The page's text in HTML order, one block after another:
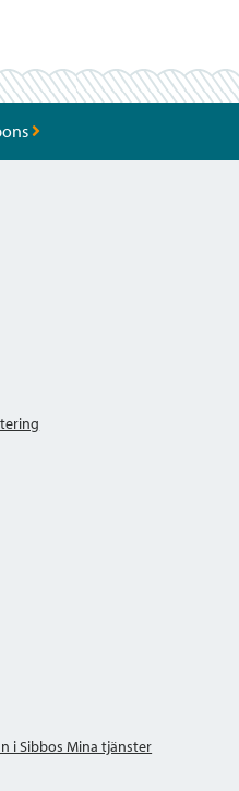
i Sibbos Mina tjänster